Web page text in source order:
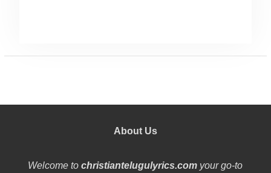
About Us
Welcome tochristiantelugulyrics.com your go-to